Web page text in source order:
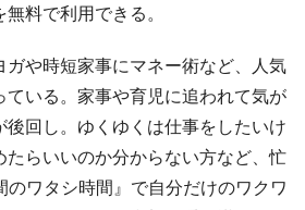
料で利用できる。
や時短家事にマネー術など、人気
ている。家事や育児に追われて気が
回し。ゆくゆくは仕事をしたいけ
たらいいのか分からない方など、忙
のワタシ時間』で自分だけのワクワ